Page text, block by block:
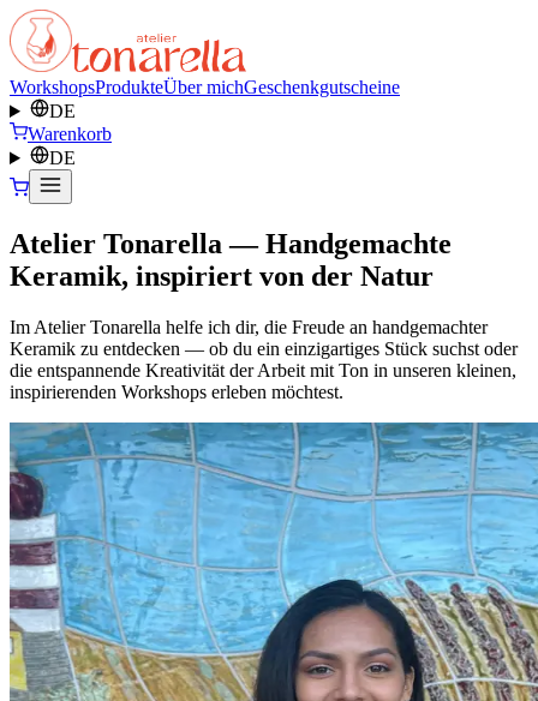
WorkshopsProdukteÜber michGeschenkgutscheine
DE
Warenkorb
DE
Atelier Tonarella — Handgemachte
Keramik, inspiriert von der Natur
Im Atelier Tonarella helfe ich dir, die Freude an handgemachter
Keramik zu entdecken — ob du ein einzigartiges Stück suchst oder
die entspannende Kreativität der Arbeit mit Ton in unseren kleinen,
inspirierenden Workshops erleben möchtest.